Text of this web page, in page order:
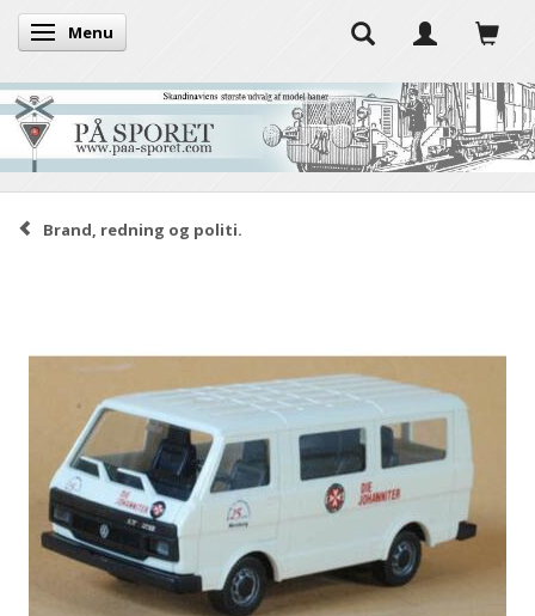
Skifte navigation
Menu
Brand, redning og politi.